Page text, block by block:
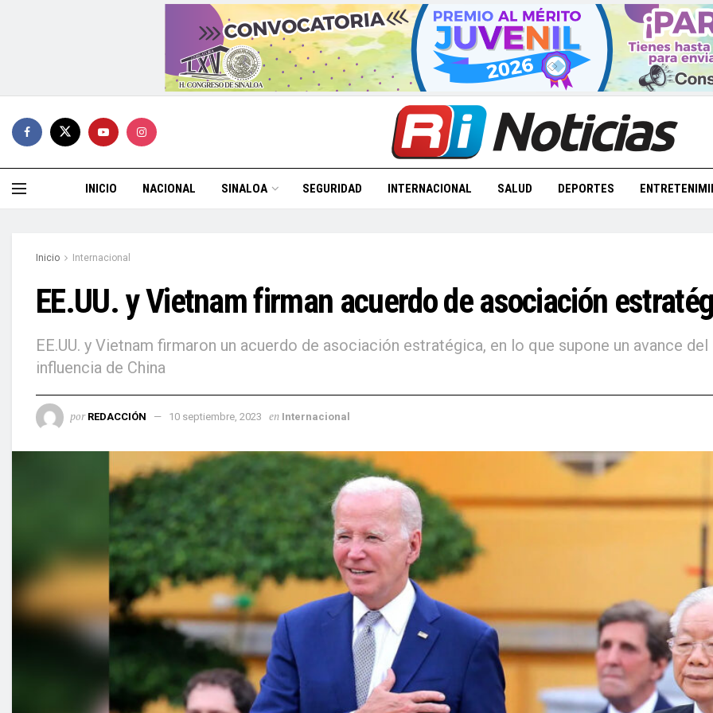
INICIO NACIONAL SINALOA SEGURIDAD INTERNACIONAL SALUD DEPORTES
Inicio Internacional
EE.UU. y Vietnam firman acuerdo de asociación
EE.UU. y Vietnam firmaron un acuerdo de asociación estratégica, en lo que supone un avance
influencia de China
por REDACCIÓN 10 septiembre, 2023 en Internacional